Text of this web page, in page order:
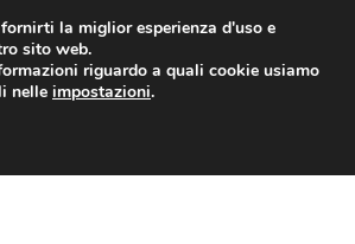
da 7 EUR
- 16:00/800 580 290
la miglior esperienza d'uso e
sito web.
riguardo a quali cookie usiamo
nelle impostazioni.